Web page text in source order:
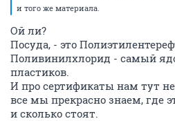
и того же материала.
Ой ли?
Посуда, - это
Поливинилхлорид - самый
пластиков.
И про сертификаты нам тут
все мы прекрасно знаем, где
и сколько стоят.